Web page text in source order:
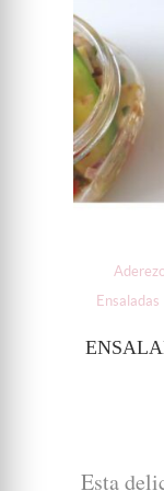
Ensaladas
Esta